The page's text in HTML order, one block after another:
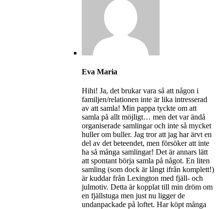
Eva Maria
Hihi! Ja, det brukar vara så att någon i
familjen/relationen inte är lika intresserad
av att samla! Min pappa tyckte om att
samla på allt möjligt… men det var ändå
organiserade samlingar och inte så mycket
huller om buller. Jag tror att jag har ärvt en
del av det beteendet, men försöker att inte
ha så många samlingar! Det är annars lätt
att spontant börja samla på något. En liten
samling (som dock är långt ifrån komplett!)
är kuddar från Lexington med fjäll- och
julmotiv. Detta är kopplat till min dröm om
en fjällstuga men just nu ligger de
undanpackade på loftet. Har köpt många